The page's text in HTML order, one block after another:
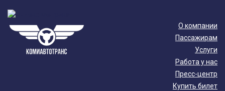
О компании
Пассажирам
Услуги
Работа у нас
Пресс-центр
Купить билет